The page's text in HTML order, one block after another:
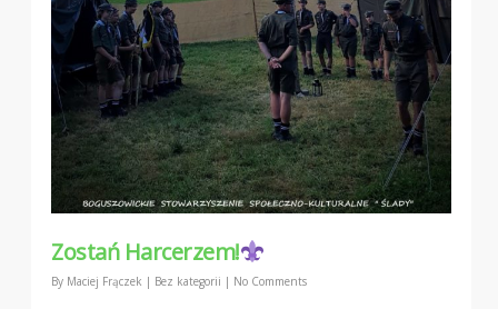
Zostań Harcerzem!
By Maciej Frączek | Bez kategorii | No Comments